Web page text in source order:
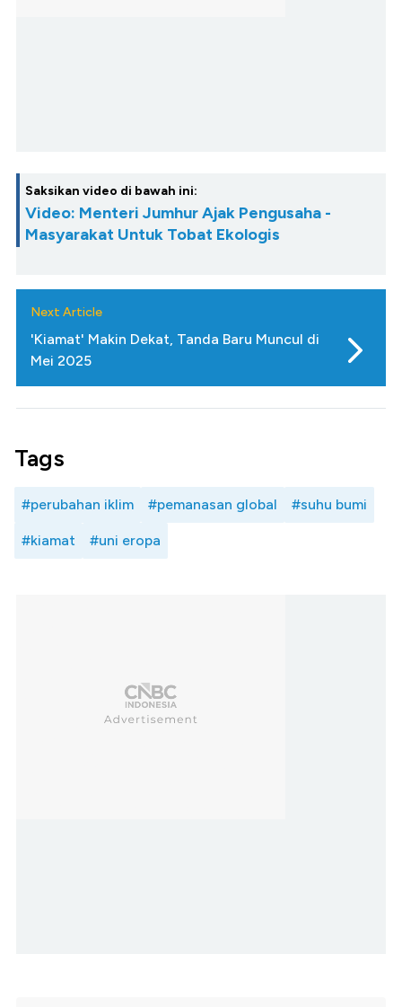
Saksikan video di bawah ini:
Video: Menteri Jumhur Ajak Pengusaha -
Masyarakat Untuk Tobat Ekologis
Next Article
'Kiamat' Makin Dekat, Tanda Baru Muncul di
Mei 2025
Tags
#perubahan iklim #pemanasan global #suhu bumi
#kiamat #uni eropa